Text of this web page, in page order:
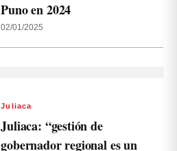
Puno en 2024
02/01/2025
Juliaca
Juliaca: “gestión de
gobernador regional es un